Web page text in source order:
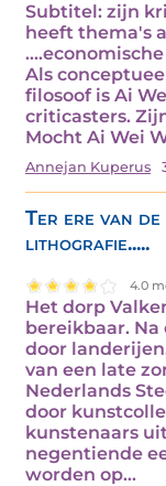
Subtitel: zijn
heeft thema's
Als
filosoof is Ai
criticasters.
Mocht Ai Wei
Annejan Kuperus
Ter ere van
lithografie.....
4.0
Het dorp
bereikbaar.
door
van een late
Nederlands
door
kunstenaars
negentiende
worden op…